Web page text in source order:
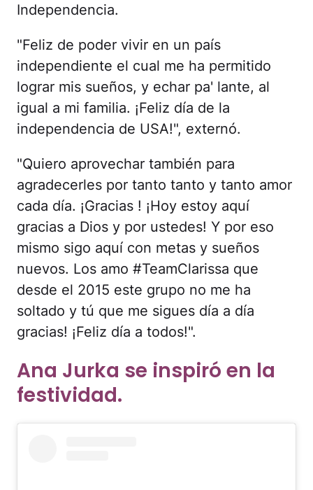
Independencia.
"Feliz de poder vivir en un país
independiente el cual me ha permitido
lograr mis sueños, y echar pa' lante, al
igual a mi familia. ¡Feliz día de la
independencia de USA!", externó.
"Quiero aprovechar también para
agradecerles por tanto tanto y tanto amor
cada día. ¡Gracias ! ¡Hoy estoy aquí
gracias a Dios y por ustedes! Y por eso
mismo sigo aquí con metas y sueños
nuevos. Los amo #TeamClarissa que
desde el 2015 este grupo no me ha
soltado y tú que me sigues día a día
gracias! ¡Feliz día a todos!".
Ana Jurka se inspiró en la
festividad.